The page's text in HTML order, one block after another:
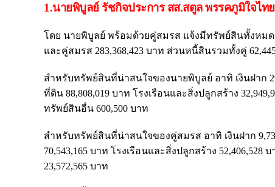
1.นายพิบูลย์ รัชกิจประการ สส.สตูล พรรคภูมิใจไทย
โดย นายพิบูลย์ พร้อมด้วยคู่สมรส แจ้งมีทรัพย์สินทั้งหมด
และคู่สมรส 283,368,423 บาท ส่วนหนี้สินรวมทั้งคู่
สำหรับทรัพย์สินที่น่าสนใจของนายพิบูลย์ อาทิ เงินฝาก
ที่ดิน 88,808,019 บาท โรงเรือนและสิ่งปลูกสร้าง
ทรัพย์สินอื่น 600,500 บาท
สำหรับทรัพย์สินที่น่าสนใจของคู่สมรส อาทิ เงินฝาก
70,543,165 บาท โรงเรือนและสิ่งปลูกสร้าง
23,572,565 บาท